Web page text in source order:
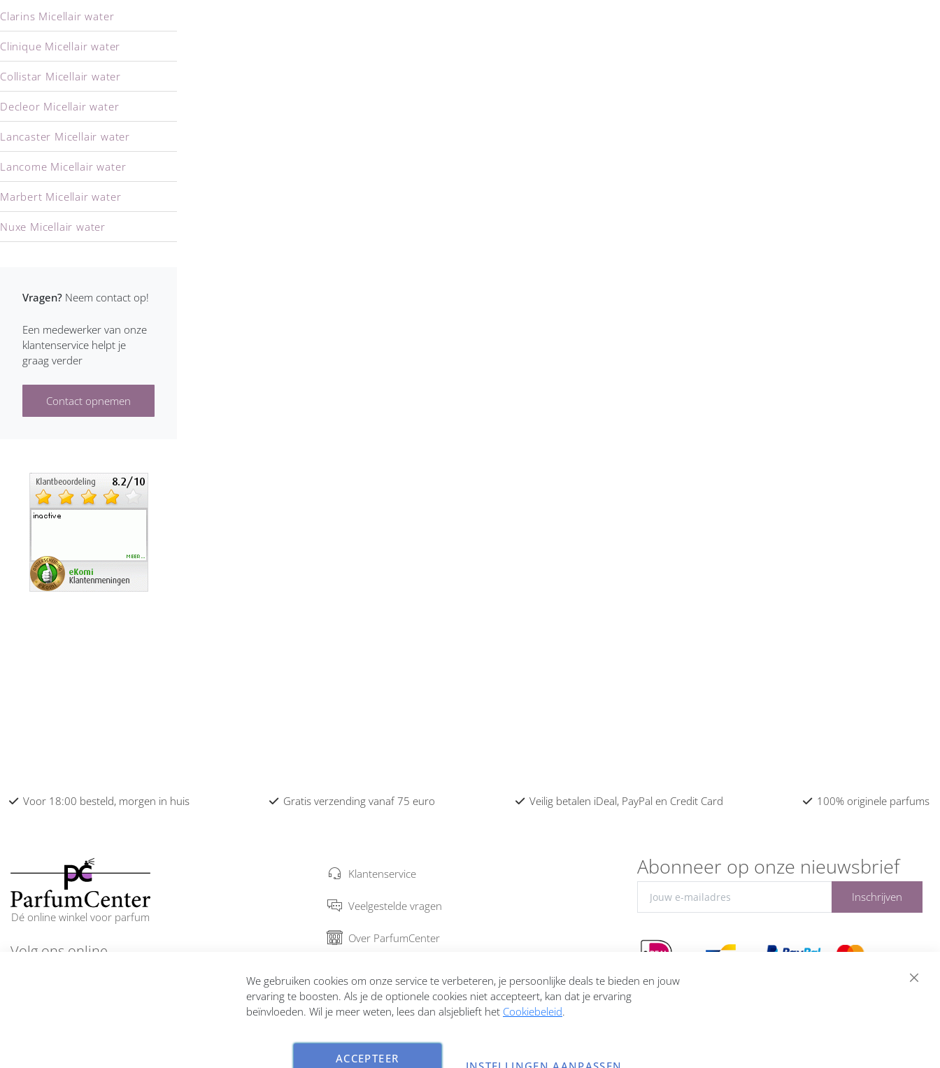
Clarins Micellair water
Clinique Micellair water
Collistar Micellair water
Decleor Micellair water
Lancaster Micellair water
Lancome Micellair water
Marbert Micellair water
Nuxe Micellair water
Vragen? Neem contact op!
Een medewerker van onze
klantenservice helpt je
graag verder
Contact opnemen
Voor 18:00 besteld, morgen in huis Gratis verzending vanaf 75 euro Veilig betalen iDeal, PayPal en Credit Card 100% originele parfums
Dé online winkel voor parfum
Volg ons online
Klantenservice
Veelgestelde vragen
Over ParfumCenter
Garantie en retourneren
Abonneer op onze nieuwsbrief
Inschrijven
We gebruiken cookies om onze service te verbeteren, je persoonlijke deals te bieden en jouw
ervaring te boosten. Als je de optionele cookies niet accepteert, kan dat je ervaring
beïnvloeden. Wil je meer weten, lees dan alsjeblieft het Cookiebeleid.
ACCEPTEER